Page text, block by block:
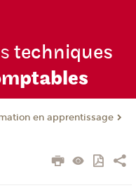
techniques
ptables
en apprentissage